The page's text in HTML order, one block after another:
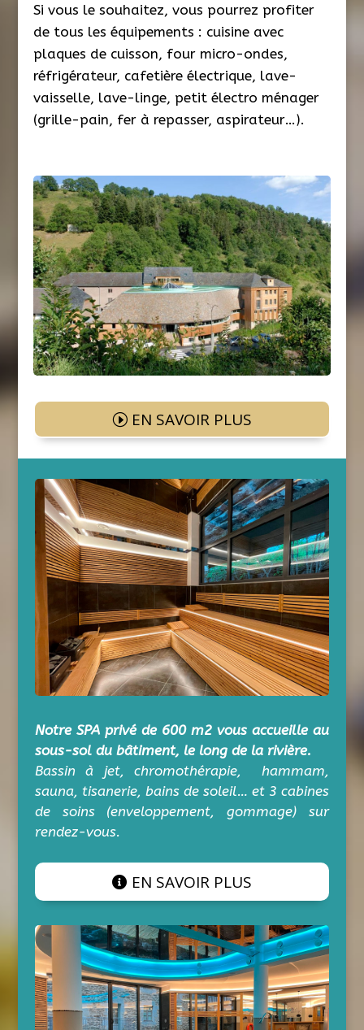
Si vous le souhaitez, vous pourrez profiter
de tous les équipements : cuisine avec
plaques de cuisson, four micro-ondes,
réfrigérateur, cafetière électrique, lave-
vaisselle, lave-linge, petit électro ménager
(grille-pain, fer à repasser, aspirateur…).
EN SAVOIR PLUS
Notre SPA privé de 600 m2 vous accueille au
sous-sol du bâtiment, le long de la rivière.
Bassin à jet, chromothérapie, hammam,
sauna, tisanerie, bains de soleil… et 3 cabines
de soins (enveloppement, gommage) sur
rendez-vous.
EN SAVOIR PLUS